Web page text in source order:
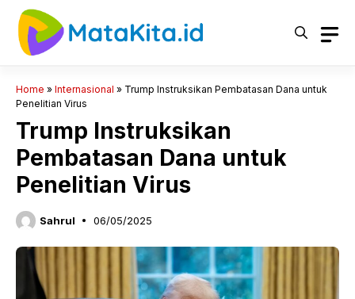
Langsung
Home » Internasional » Trump Instruksikan Pembatasan Dana untuk
Penelitian Virus
Trump Instruksikan
Pembatasan Dana untuk
Penelitian Virus
Sahrul 06/05/2025